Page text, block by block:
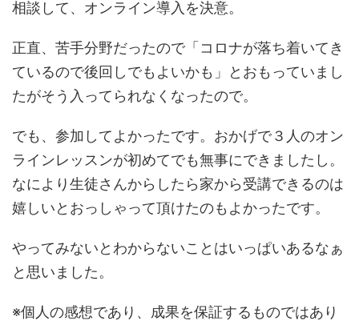
相談して、オンライン導入を決意。
正直、苦手分野だったので「コロナが落ち着いてき
ているので後回しでもよいかも」とおもっていまし
たがそう入ってられなくなったので。
でも、参加してよかったです。おかげで３人のオン
ラインレッスンが初めてでも無事にできましたし。
なにより生徒さんからしたら家から受講できるのは
嬉しいとおっしゃって頂けたのもよかったです。
やってみないとわからないことはいっぱいあるなぁ
と思いました。
※個人の感想であり、成果を保証するものではあり